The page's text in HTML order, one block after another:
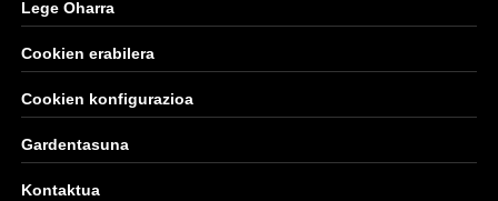
Lege Oharra
Cookien erabilera
Cookien konfigurazioa
Gardentasuna
Kontaktua